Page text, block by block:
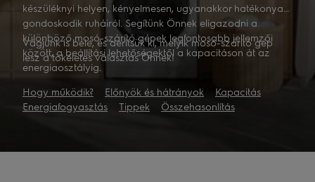
készüléknyi helyen, kényelmesen, ugyanakkor hatékonyan
gondoskodik ruháiról. Segítünk Önnek eligazodni a
különböző mosó-szárító gépek legfontosabb jellemzői
között, a beállítási lehetőségektől a kapacitáson át az
energiaosztályig.
Vágjunk is bele, és derítsük ki, melyik mosó-szárító gép
lesz a tökéletes választás Önnek!
Hogy működik? Előnyök és hátrányok
Kapacitás
Energiafogyasztás
Tippek Összehasonlítás